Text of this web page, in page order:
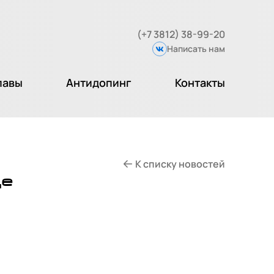
(+7 3812) 38-99-20
Вконтакте
Написать нам
Антидопинг Контакты
К списку новостей